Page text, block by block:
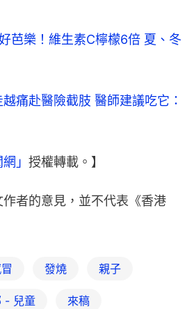
芭樂！維生素C檸檬6倍 夏、冬
越痛赴醫險截肢 醫師建議吃它：
」 授權轉載。】
作者的意見，並不代表《香港
發燒 親子
- 兒童 來稿